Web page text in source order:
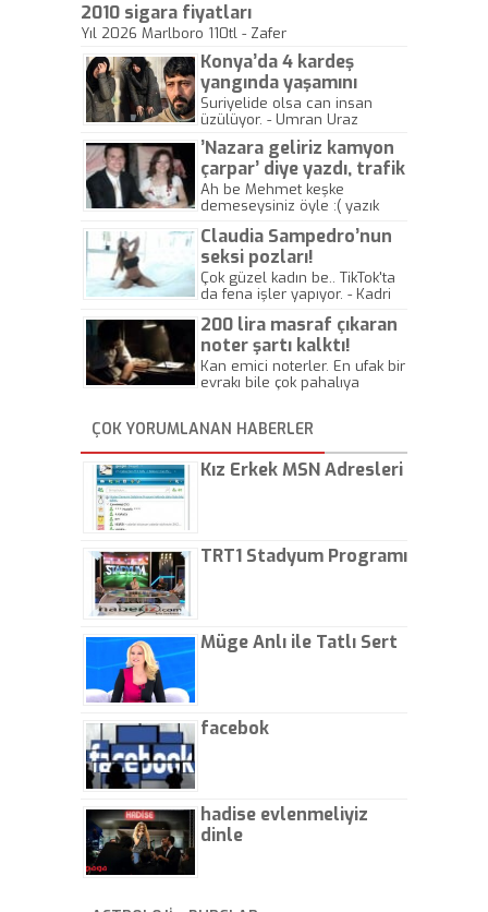
2010 sigara fiyatları
Yıl 2026 Marlboro 110tl - Zafer
Konya’da 4 kardeş
yangında yaşamını
yitirdi
Suriyelide olsa can insan
üzülüyor. - Umran Uraz
’Nazara geliriz kamyon
çarpar’ diye yazdı, trafik
kazasında öldü!
Ah be Mehmet keşke
demeseysiniz öyle :( yazık
Claudia Sampedro’nun
seksi pozları!
Çok güzel kadın be.. TikTok'ta
da fena işler yapıyor. - Kadri
200 lira masraf çıkaran
noter şartı kalktı!
Kan emici noterler. En ufak bir
evrakı bile çok pahalıya
kaptırıyorsunuz. - Kayhan
Gezenti
ÇOK YORUMLANAN HABERLER
Kız Erkek MSN Adresleri
TRT1 Stadyum Programı
Müge Anlı ile Tatlı Sert
facebok
hadise evlenmeliyiz
dinle